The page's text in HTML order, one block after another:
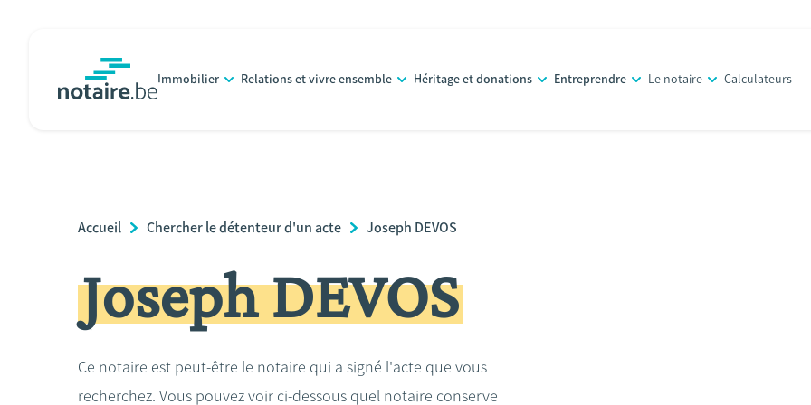
principal
Immobilier Relations et vivre ensemble Héritage et donations Entreprendre Le notaire Calculateurs
Breadcrumb
Accueil Chercher le détenteur d'un acte Joseph DEVOS
Joseph DEVOS
Ce notaire est peut-être le notaire qui a signé l'acte que vous
recherchez. Vous pouvez voir ci-dessous quel notaire conserve